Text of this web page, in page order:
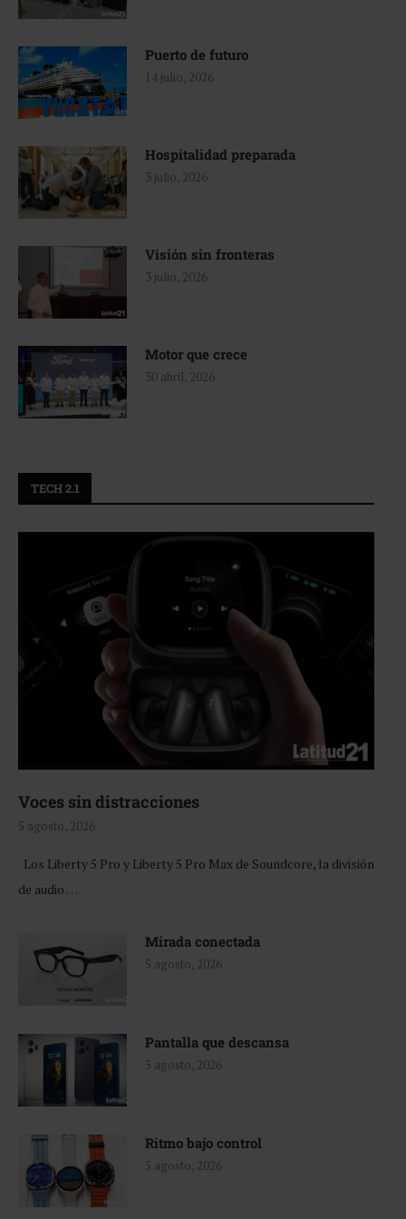
Puerto de futuro
14 julio, 2026
Hospitalidad preparada
3 julio, 2026
Visión sin fronteras
3 julio, 2026
Motor que crece
30 abril, 2026
TECH 2.1
Voces sin distracciones
5 agosto, 2026
Los Liberty 5 Pro y Liberty 5 Pro Max de Soundcore, la división
de audio …
Mirada conectada
5 agosto, 2026
Pantalla que descansa
5 agosto, 2026
Ritmo bajo control
5 agosto, 2026